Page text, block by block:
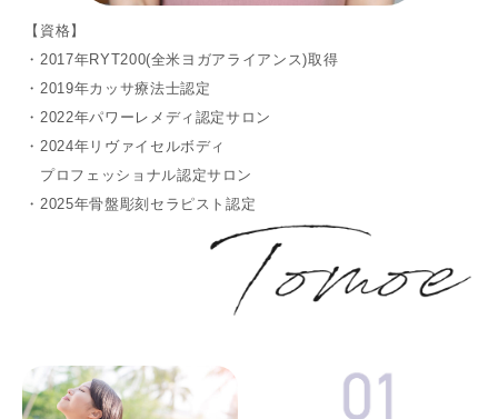
【資格】
・2017年RYT200(全米ヨガアライアンス)取得
・2019年カッサ療法士認定
・2022年パワーレメディ認定サロン
・2024年リヴァイセルボディ
プロフェッショナル認定サロン
・2025年骨盤彫刻セラピスト認定